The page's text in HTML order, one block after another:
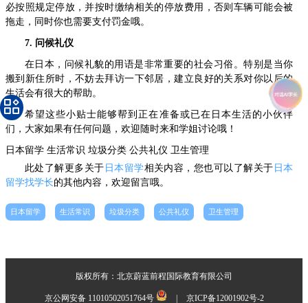
必按照规定停放，并按时缴纳相关的停放费用，否则车辆可能会被
拖走，同时你也需要支付罚金哦。
7. 问候礼仪
在日本，问候礼貌的用语是非常重要的社会习俗。特别是当你
搬到新住所时，不妨去拜访一下邻居，建立良好的关系对你以后的
生活会有很大的帮助。
希望这些小贴士能够帮到正在准备或已在日本生活的小伙伴
们，大家如果有任何问题，欢迎随时来和学姐讨论哦！
日本留学 生活常识 垃圾分类 公共礼仪 卫生管理
此处了解更多关于 日本留学相关内容，您也可以了解关于 日本
留学找学长的其他内容，欢迎留言哦。
日本留学 生活常识 垃圾分类 公共礼仪 卫生管理
版权所有：北京蔚蓝前程国际教育有限公司
京公网安备 11010502051764号 | 京ICP备12001902号-2